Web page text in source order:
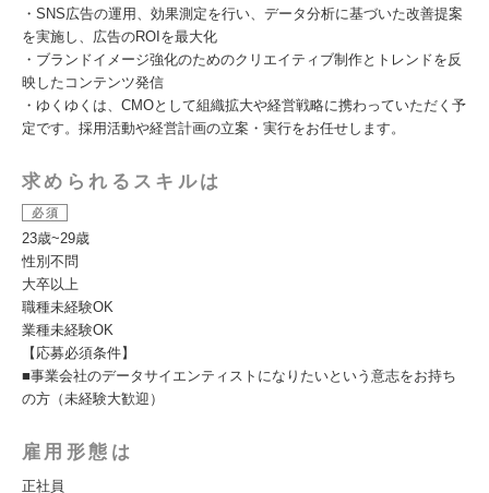
・SNS広告の運用、効果測定を行い、データ分析に基づいた改善提案
を実施し、広告のROIを最大化
・ブランドイメージ強化のためのクリエイティブ制作とトレンドを反
映したコンテンツ発信
・ゆくゆくは、CMOとして組織拡大や経営戦略に携わっていただく予
定です。採用活動や経営計画の立案・実行をお任せします。
求められるスキルは
必須
23歳~29歳
性別不問
大卒以上
職種未経験OK
業種未経験OK
【応募必須条件】
■事業会社のデータサイエンティストになりたいという意志をお持ち
の方（未経験大歓迎）
雇用形態は
正社員